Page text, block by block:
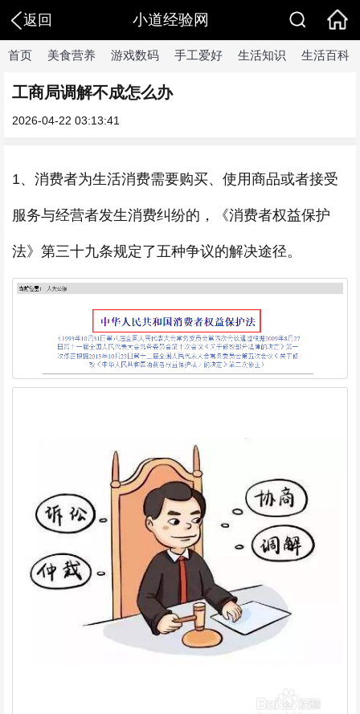
返回 小道经验网
首页 美食营养 游戏数码 手工爱好 生活知识 生活百科
工商局调解不成怎么办
2026-04-22 03:13:41
1、消费者为生活消费需要购买、使用商品或者接受
服务与经营者发生消费纠纷的，《消费者权益保护
法》第三十九条规定了五种争议的解决途径。